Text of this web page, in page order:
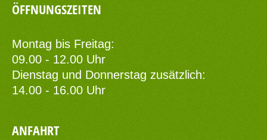
ÖFFNUNGSZEITEN
Montag bis Freitag:
09.00 - 12.00 Uhr
Dienstag und Donnerstag zusätzlich:
14.00 - 16.00 Uhr
ANFAHRT